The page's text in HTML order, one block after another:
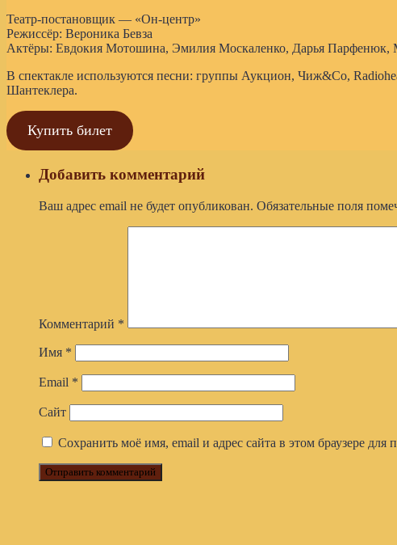
Театр-постановщик — «Он-центр»
Режиссёр: Вероника Бевза
Актёры: Евдокия Мотошина, Эмилия Москаленко, Дарья Парфенюк,
В спектакле используются песни: группы Аукцион, Чиж&Co,
Шантеклера.
Купить билет
Добавить комментарий
Ваш адрес email не будет опубликован. Обязательные поля
Комментарий *
Имя *
Email *
Сайт
Сохранить моё имя, email и адрес сайта в этом браузере